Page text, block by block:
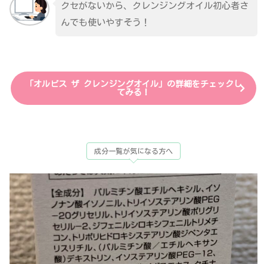
クセがないから、クレンジングオイル初心者さ
んでも使いやすそう！
「オルビス ザ クレンジングオイル」の詳細をチェックし
てみる！
成分一覧が気になる方へ